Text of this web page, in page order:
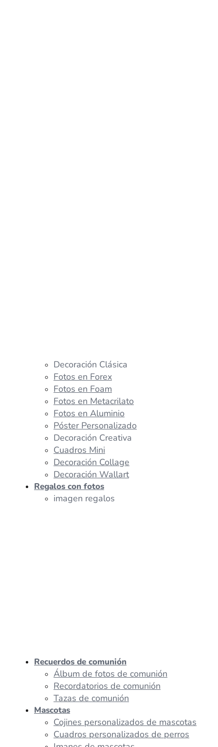
Decoración Clásica
Fotos en Forex
Fotos en Foam
Fotos en Metacrilato
Fotos en Aluminio
Póster Personalizado
Decoración Creativa
Cuadros Mini
Decoración Collage
Decoración Wallart
Regalos con fotos
imagen regalos
Recuerdos de comunión
Álbum de fotos de comunión
Recordatorios de comunión
Tazas de comunión
Mascotas
Cojines personalizados de mascotas
Cuadros personalizados de perros